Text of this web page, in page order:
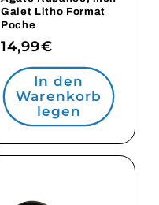
Galet Litho Format
Poche
Normaler
Preis
14,99€
In den
Warenkorb
legen